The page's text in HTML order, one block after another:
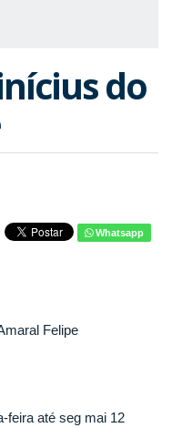
do
Whatsapp
Felipe
feira até seg mai 12